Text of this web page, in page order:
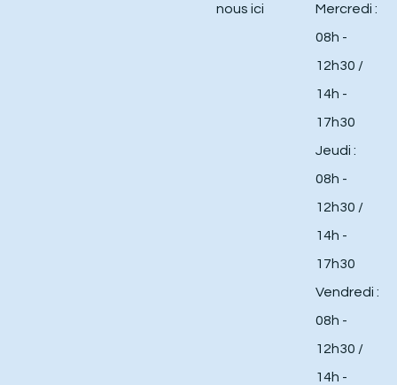
nous ici
Mercredi :
08h -
12h30 /
14h -
17h30
Jeudi :
08h -
12h30 /
14h -
17h30
Vendredi :
08h -
12h30 /
14h -